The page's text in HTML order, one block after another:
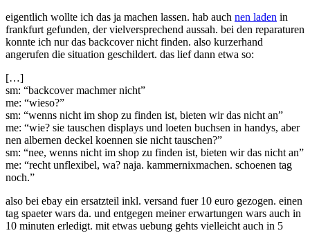
eigentlich wollte ich das ja machen lassen. hab auch nen laden in
frankfurt gefunden, der vielversprechend aussah. bei den reparaturen
konnte ich nur das backcover nicht finden. also kurzerhand
angerufen die situation geschildert. das lief dann etwa so:
[…]
sm: “backcover machmer nicht”
me: “wieso?”
sm: “wenns nicht im shop zu finden ist, bieten wir das nicht an”
me: “wie? sie tauschen displays und loeten buchsen in handys, aber
nen albernen deckel koennen sie nicht tauschen?”
sm: “nee, wenns nicht im shop zu finden ist, bieten wir das nicht an”
me: “recht unflexibel, wa? naja. kammernixmachen. schoenen tag
noch.”
also bei ebay ein ersatzteil inkl. versand fuer 10 euro gezogen. einen
tag spaeter wars da. und entgegen meiner erwartungen wars auch in
10 minuten erledigt. mit etwas uebung gehts vielleicht auch in 5